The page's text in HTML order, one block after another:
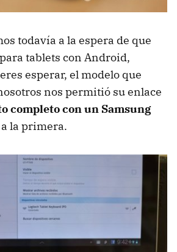
todavía a la espera de que
tablets con Android,
esperar, el modelo que
nos permitió su enlace
completo con un Samsung
a la primera.